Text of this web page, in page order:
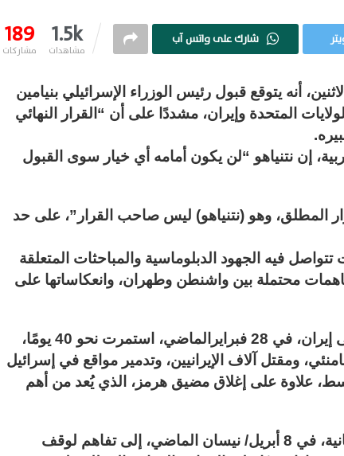
189
مشاركات 1.5k
مشاهدات
شارك على واتس آب
أنه يتوقع قبول رئيس الوزراء الإسرائيلي بنيامين
المتحدة وإيران، مشددًا على أن “القرار النهائي
إن نتنياهو “لن يكون أمامه أي خيار سوى القبول
المطلق، وهو (نتنياهو) ليس صاحب القرار”، على حد
فيه الجهود الدبلوماسية والمباحثات المتعلقة
محتملة بين واشنطن وطهران، وانعكاساتها على
واندلعت الحرب الأمريكية – الإسرائيلية على إيران، في 28 فبرايرالماضي، استمرت نحو 40 يومًا،
ومقتل آلاف الإيرانيين، وتدمير مواقع في إسرائيل
علاوة على إغلاق مضيق هرمز، الذي يُعد من أهم
وتوصلت واشنطن وطهران بوساطة باكستانية، في 8 أبريل/ نيسان الماضي، إلى تفاهم لوقف